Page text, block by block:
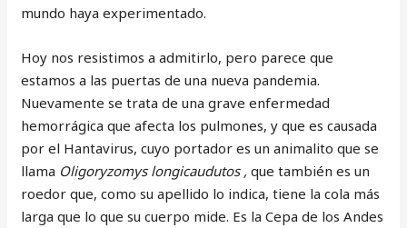
mundo haya experimentado.
Hoy nos resistimos a admitirlo, pero parece que
estamos a las puertas de una nueva pandemia.
Nuevamente se trata de una grave enfermedad
hemorrágica que afecta los pulmones, y que es causada
por el Hantavirus, cuyo portador es un animalito que se
llama Oligoryzomys longicaudutos ,que también es un
roedor que, como su apellido lo indica, tiene la cola más
larga que lo que su cuerpo mide. Es la Cepa de los Andes